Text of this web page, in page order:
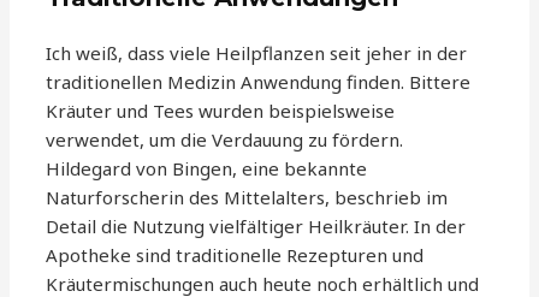
Ich weiß, dass viele Heilpflanzen seit jeher in der
traditionellen Medizin Anwendung finden. Bittere
Kräuter und Tees wurden beispielsweise
verwendet, um die Verdauung zu fördern.
Hildegard von Bingen, eine bekannte
Naturforscherin des Mittelalters, beschrieb im
Detail die Nutzung vielfältiger Heilkräuter. In der
Apotheke sind traditionelle Rezepturen und
Kräutermischungen auch heute noch erhältlich und